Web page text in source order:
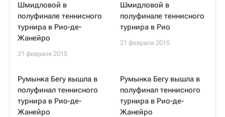
Шмидловой в
полуфинале теннисного
турнира в Рио-де-
Жанейро
21 февраля 2015
Шмидловой в
полуфинале теннисного
турнира в Рио
21 февраля 2015
Румынка Бегу вышла в
полуфинал теннисного
турнира в Рио-де-
Жанейро
Румынка Бегу вышла в
полуфинал теннисного
турнира в Рио-де-
Жанейро